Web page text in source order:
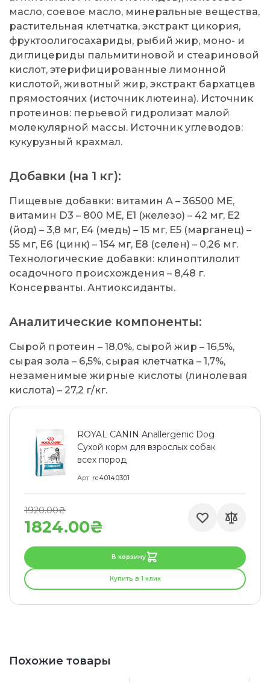
масло, соевое масло, минеральные вещества,
растительная клетчатка, экстракт цикория,
фруктоолигосахариды, рыбий жир, моно- и
диглицериды пальмитиновой и стеариновой
кислот, этерифицированные лимонной
кислотой, животный жир, экстракт бархатцев
прямостоячих (источник лютеина). Источник
протеинов: перьевой гидролизат малой
молекулярной массы. Источник углеводов:
кукурузный крахмал.
Добавки (на 1 кг):
Пищевые добавки: витамин A – 36500 MЕ,
витамин D3 – 800 MЕ, E1 (железо) – 42 мг, E2
(йод) – 3,8 мг, E4 (медь) – 15 мг, E5 (марганец) –
55 мг, E6 (цинк) – 154 мг, E8 (селен) – 0,26 мг.
Технологические добавки: клиноптилолит
осадочного происхождения – 8,48 г.
Консерванты. Антиоксиданты.
Аналитические компоненты:
Сырой протеин – 18,0%, сырой жир – 16,5%,
сырая зола – 6,5%, сырая клетчатка – 1,7%,
незаменимые жирные кислоты (линолевая
кислота) – 27,2 г/кг.
ROYAL CANIN Anallergenic Dog
Сухой корм для взрослых собак
всех пород
Арт rc40140301
1824.00₴
1920.00₴
В корзину
Купить в 1 клик
Похожие товары